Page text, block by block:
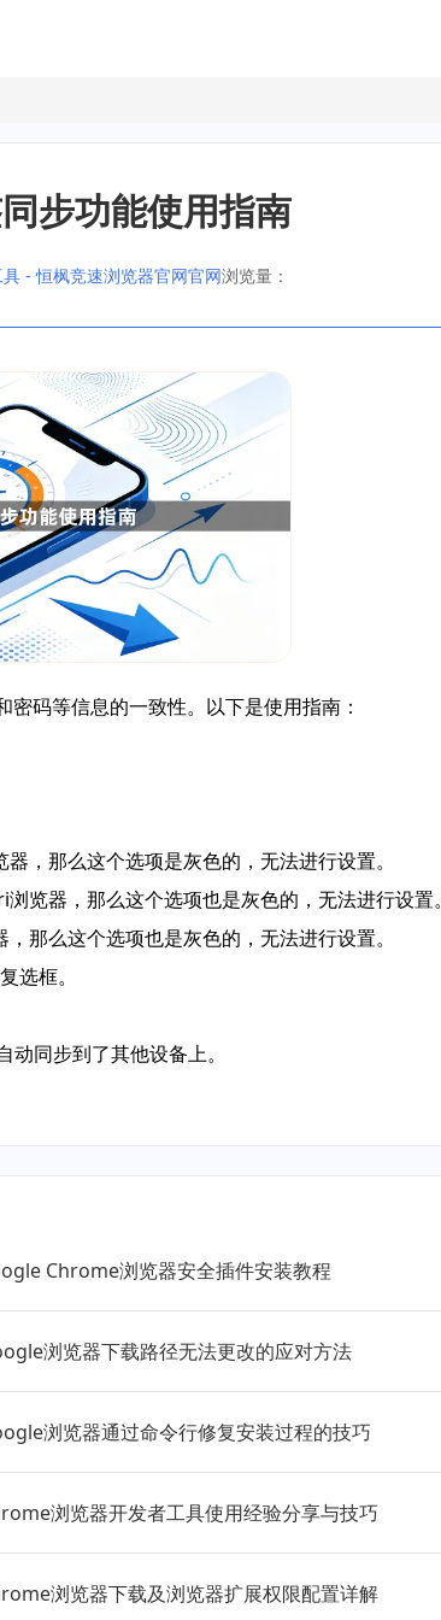
步功能使用指南
- 恒枫竞速浏览器官网官网浏览量：
码等信息的一致性。以下是使用指南：
，那么这个选项是灰色的，无法进行设置。
览器，那么这个选项也是灰色的，无法进行设置。
那么这个选项也是灰色的，无法进行设置。
选框。
同步到了其他设备上。
Chrome浏览器安全插件安装教程
浏览器下载路径无法更改的应对方法
浏览器通过命令行修复安装过程的技巧
浏览器开发者工具使用经验分享与技巧
浏览器下载及浏览器扩展权限配置详解